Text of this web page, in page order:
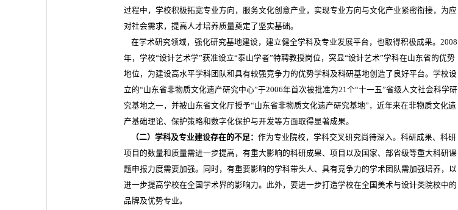
过程中，学校积极拓宽专业方向，服务文化创意产业，实现专业方向与文化产业紧密衔接，为应
对社会需求，提高人才培养质量奠定了坚实基础。
在学术研究领域，强化研究基地建设，建立健全学科及专业发展平台，也取得积极成果。2008
年，学校“设计艺术学”获准设立“泰山学者”特聘教授岗位，突显“设计艺术”学科在山东省的优势
地位，为建设高水平学科团队和具有较强竞争力的优势学科及科研基地创造了良好平台。学校设
立的“山东省非物质文化遗产研究中心”于2006年首次被批准为21个“十一五”省级人文社会科学研
究基地之一，并被山东省文化厅授予“山东省非物质文化遗产研究基地”，近年来在非物质文化遗
产基础理论、保护策略和数字化保护与开发等方面取得显著成果。
（二）学科及专业建设存在的不足：作为专业院校，学科交叉研究尚待深入。科研成果、科研
项目的数量和质量需进一步提高，有重大影响的科研成果、项目以及国家、部省级等重大科研课
题申报力度需要加强。同时，有重要影响的学科带头人、具有竞争力的学术团队需加强培养，以
进一步提高学校在全国学术界的影响力。此外，要进一步打造学校在全国美术与设计类院校中的
品牌及优势专业。